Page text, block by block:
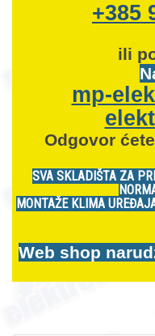
+385
ili
mp-
Odgovor
SVA SKLADIŠTA ZA
MONTAŽE KLIMA
Web shop